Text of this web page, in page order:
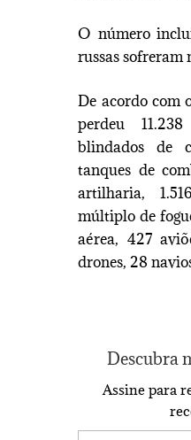
O número
russas sofreram
De acordo com
perdeu
blindados de
tanques de
artilharia,
múltiplo de
aérea, 427
drones, 28
Descubra
Assine para